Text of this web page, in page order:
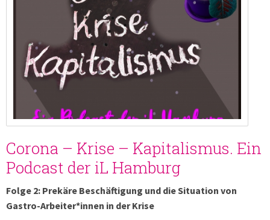
Corona – Krise – Kapitalismus. Ein
Podcast der iL Hamburg
Folge 2: Prekäre Beschäftigung und die Situation von
Gastro-Arbeiter*innen in der Krise